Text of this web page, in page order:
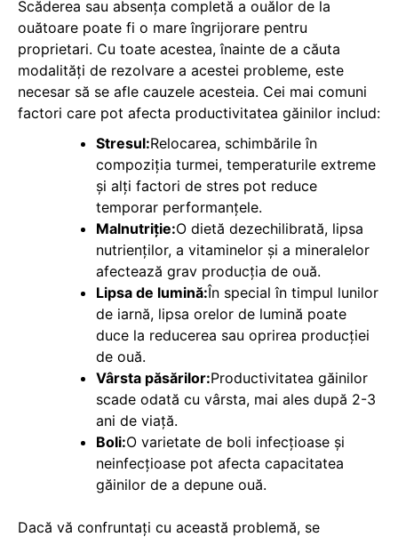
Scăderea sau absența completă a ouălor de la
ouătoare poate fi o mare îngrijorare pentru
proprietari. Cu toate acestea, înainte de a căuta
modalități de rezolvare a acestei probleme, este
necesar să se afle cauzele acesteia. Cei mai comuni
factori care pot afecta productivitatea găinilor includ:
Stresul:Relocarea, schimbările în
compoziția turmei, temperaturile extreme
și alți factori de stres pot reduce
temporar performanțele.
Malnutriție:O dietă dezechilibrată, lipsa
nutrienților, a vitaminelor și a mineralelor
afectează grav producția de ouă.
Lipsa de lumină:În special în timpul lunilor
de iarnă, lipsa orelor de lumină poate
duce la reducerea sau oprirea producției
de ouă.
Vârsta păsărilor:Productivitatea găinilor
scade odată cu vârsta, mai ales după 2-3
ani de viață.
Boli:O varietate de boli infecțioase și
neinfecțioase pot afecta capacitatea
găinilor de a depune ouă.
Dacă vă confruntați cu această problemă, se